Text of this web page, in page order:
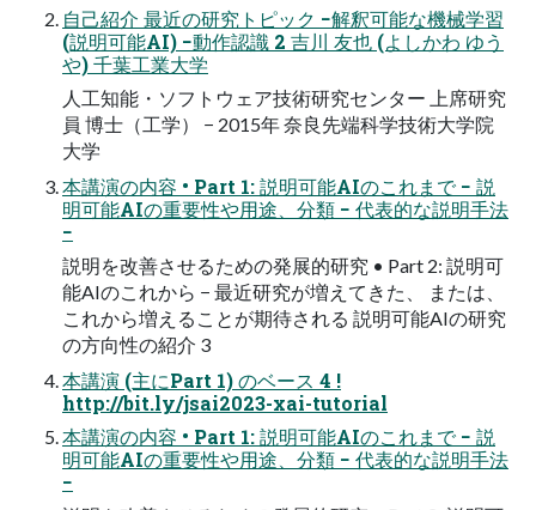
⾃⼰紹介 最近の研究トピック −解釈可能な機械学習
(説明可能AI) −動作認識 2 吉川 友也 (よしかわ ゆう
や) 千葉⼯業⼤学
⼈⼯知能・ソフトウェア技術研究センター 上席研究
員 博⼠（⼯学） − 2015年 奈良先端科学技術⼤学院
⼤学
本講演の内容 • Part 1: 説明可能AIのこれまで − 説
明可能AIの重要性や⽤途、分類 − 代表的な説明⼿法
−
説明を改善させるための発展的研究 • Part 2: 説明可
能AIのこれから − 最近研究が増えてきた、 または、
これから増えることが期待される 説明可能AIの研究
の⽅向性の紹介 3
本講演 (主にPart 1) のベース 4 !
http://bit.ly/jsai2023-xai-tutorial
本講演の内容 • Part 1: 説明可能AIのこれまで − 説
明可能AIの重要性や⽤途、分類 − 代表的な説明⼿法
−